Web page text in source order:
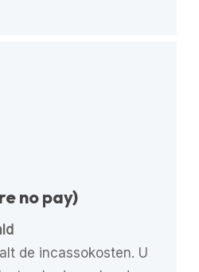
no pay)
de incassokosten. U